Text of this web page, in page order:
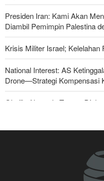
Presiden Iran: Kami Akan
Diambil Pemimpin Palestina
Krisis Militer Israel;
National Interest: AS
Drone—Strategi Kompensasi
Ghalibaf kepada Trump:
The Economist: